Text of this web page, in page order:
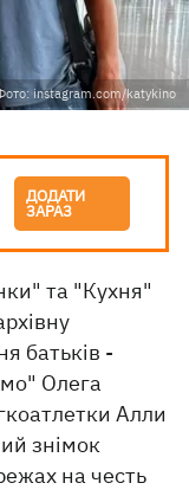
instagram.com/katykino
ДОДАТИ
ЗАРАЗ
та "Кухня"
батьків -
Олега
Алли
знімок
на честь